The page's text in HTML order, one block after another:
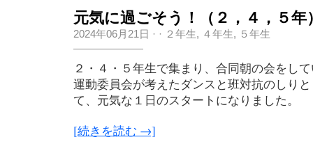
元気に過ごそう！（２，４，５年
2024年06月21日 · · ２年生, ４年生, ５年生
２・４・５年生で集まり、合同朝の会をし
運動委員会が考えたダンスと班対抗のしり
て、元気な１日のスタートになりました。
[続きを読む →]